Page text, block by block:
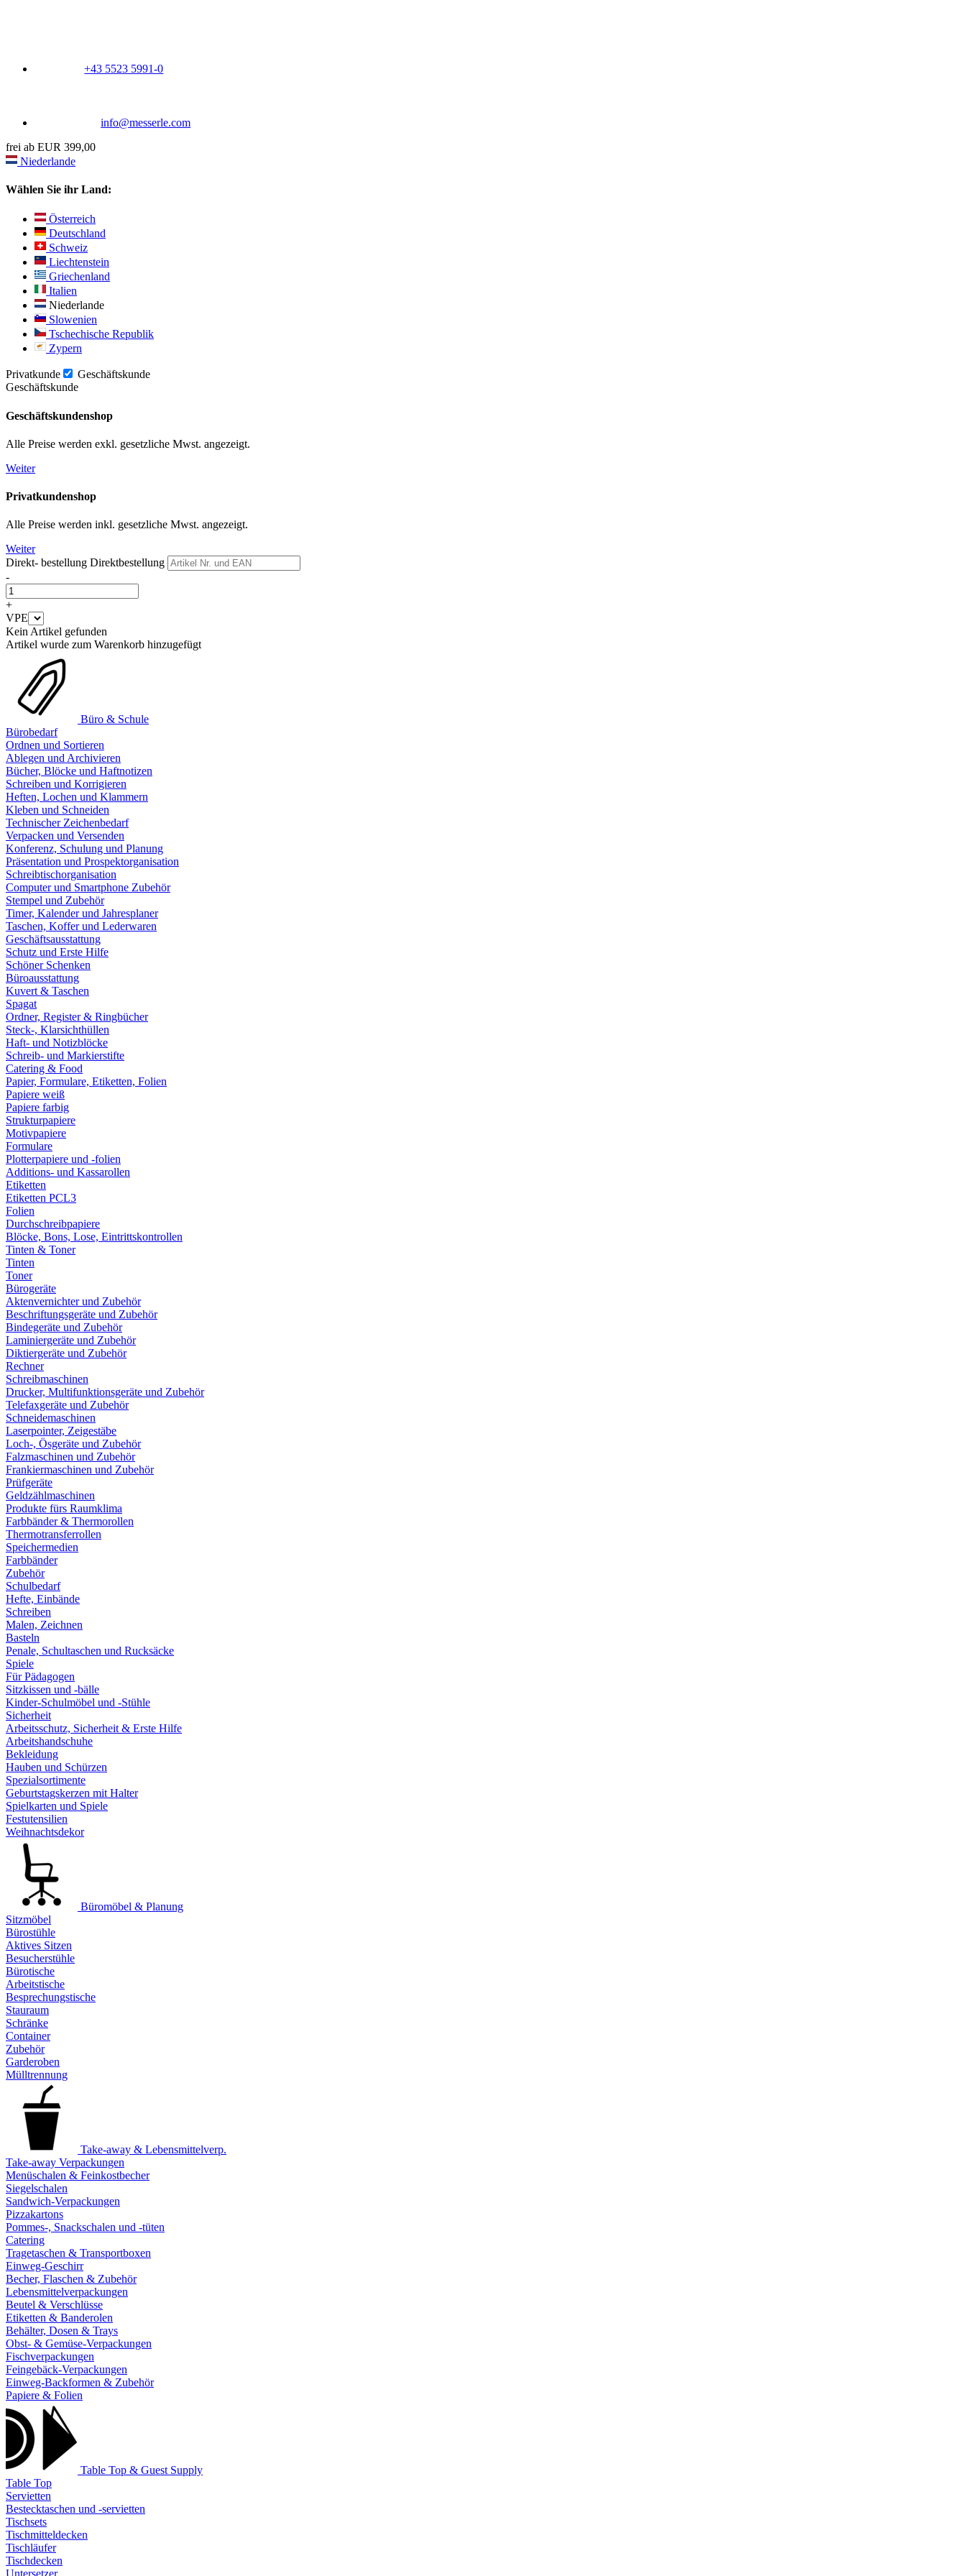
+43 5523 5991-0
info@messerle.com
frei ab EUR 399,00
Niederlande
Wählen Sie ihr Land:
Österreich
Deutschland
Schweiz
Liechtenstein
Griechenland
Italien
Niederlande
Slowenien
Tschechische Republik
Zypern
Privatkunde
Geschäftskunde
Geschäftskunde
Geschäftskundenshop
Alle Preise werden exkl. gesetzliche Mwst. angezeigt.
Weiter
Privatkundenshop
Alle Preise werden inkl. gesetzliche Mwst. angezeigt.
Weiter
Direkt- bestellung Direktbestellung
-
+
VPE
Kein Artikel gefunden
Artikel wurde zum Warenkorb hinzugefügt
Büro & Schule
Bürobedarf
Ordnen und Sortieren
Ablegen und Archivieren
Bücher, Blöcke und Haftnotizen
Schreiben und Korrigieren
Heften, Lochen und Klammern
Kleben und Schneiden
Technischer Zeichenbedarf
Verpacken und Versenden
Konferenz, Schulung und Planung
Präsentation und Prospektorganisation
Schreibtischorganisation
Computer und Smartphone Zubehör
Stempel und Zubehör
Timer, Kalender und Jahresplaner
Taschen, Koffer und Lederwaren
Geschäftsausstattung
Schutz und Erste Hilfe
Schöner Schenken
Büroausstattung
Kuvert & Taschen
Spagat
Ordner, Register & Ringbücher
Steck-, Klarsichthüllen
Haft- und Notizblöcke
Schreib- und Markierstifte
Catering & Food
Papier, Formulare, Etiketten, Folien
Papiere weiß
Papiere farbig
Strukturpapiere
Motivpapiere
Formulare
Plotterpapiere und -folien
Additions- und Kassarollen
Etiketten
Etiketten PCL3
Folien
Durchschreibpapiere
Blöcke, Bons, Lose, Eintrittskontrollen
Tinten & Toner
Tinten
Toner
Bürogeräte
Aktenvernichter und Zubehör
Beschriftungsgeräte und Zubehör
Bindegeräte und Zubehör
Laminiergeräte und Zubehör
Diktiergeräte und Zubehör
Rechner
Schreibmaschinen
Drucker, Multifunktionsgeräte und Zubehör
Telefaxgeräte und Zubehör
Schneidemaschinen
Laserpointer, Zeigestäbe
Loch-, Ösgeräte und Zubehör
Falzmaschinen und Zubehör
Frankiermaschinen und Zubehör
Prüfgeräte
Geldzählmaschinen
Produkte fürs Raumklima
Farbbänder & Thermorollen
Thermotransferrollen
Speichermedien
Farbbänder
Zubehör
Schulbedarf
Hefte, Einbände
Schreiben
Malen, Zeichnen
Basteln
Penale, Schultaschen und Rucksäcke
Spiele
Für Pädagogen
Sitzkissen und -bälle
Kinder-Schulmöbel und -Stühle
Sicherheit
Arbeitsschutz, Sicherheit & Erste Hilfe
Arbeitshandschuhe
Bekleidung
Hauben und Schürzen
Spezialsortimente
Geburtstagskerzen mit Halter
Spielkarten und Spiele
Festutensilien
Weihnachtsdekor
Büromöbel & Planung
Sitzmöbel
Bürostühle
Aktives Sitzen
Besucherstühle
Bürotische
Arbeitstische
Besprechungstische
Stauraum
Schränke
Container
Zubehör
Garderoben
Mülltrennung
Take-away & Lebensmittelverp.
Take-away Verpackungen
Menüschalen & Feinkostbecher
Siegelschalen
Sandwich-Verpackungen
Pizzakartons
Pommes-, Snackschalen und -tüten
Catering
Tragetaschen & Transportboxen
Einweg-Geschirr
Becher, Flaschen & Zubehör
Lebensmittelverpackungen
Beutel & Verschlüsse
Etiketten & Banderolen
Behälter, Dosen & Trays
Obst- & Gemüse-Verpackungen
Fischverpackungen
Feingebäck-Verpackungen
Einweg-Backformen & Zubehör
Papiere & Folien
Table Top & Guest Supply
Table Top
Servietten
Bestecktaschen und -servietten
Tischsets
Tischmitteldecken
Tischläufer
Tischdecken